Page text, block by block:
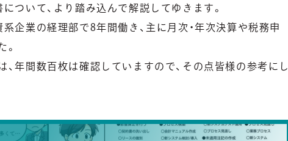
ついて、より踏み込んで解説してゆきます。
企業の経理部で8年間働き、主に月次・年次決算や税務申
。
年間数百枚は確認していますので、その点皆様の参考にし